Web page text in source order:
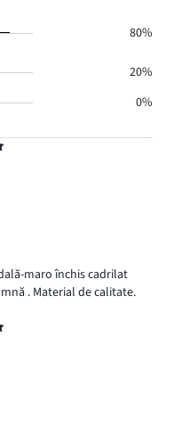
maro închis cadrilat
. Material de calitate.
80%
20%
0%